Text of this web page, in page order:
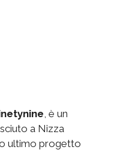
, è un
a Nizza
ultimo progetto